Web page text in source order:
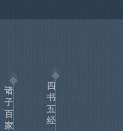
诸
子
百
家
四
书
五
经